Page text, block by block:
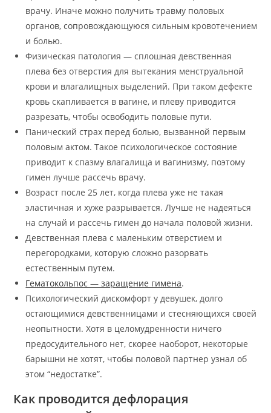
врачу. Иначе можно получить травму половых
органов, сопровождающуюся сильным кровотечением
и болью.
Физическая патология — сплошная девственная
плева без отверстия для вытекания менструальной
крови и влагалищных выделений. При таком дефекте
кровь скапливается в вагине, и плеву приводится
разрезать, чтобы освободить половые пути.
Панический страх перед болью, вызванной первым
половым актом. Такое психологическое состояние
приводит к спазму влагалища и вагинизму, поэтому
гимен лучше рассечь врачу.
Возраст после 25 лет, когда плева уже не такая
эластичная и хуже разрывается. Лучше не надеяться
на случай и рассечь гимен до начала половой жизни.
Девственная плева с маленьким отверстием и
перегородками, которую сложно разорвать
естественным путем.
Гематокольпос — заращение гимена.
Психологический дискомфорт у девушек, долго
остающимися девственницами и стесняющихся своей
неопытности. Хотя в целомудренности ничего
предосудительного нет, скорее наоборот, некоторые
барышни не хотят, чтобы половой партнер узнал об
этом “недостатке”.
Как проводится дефлорация